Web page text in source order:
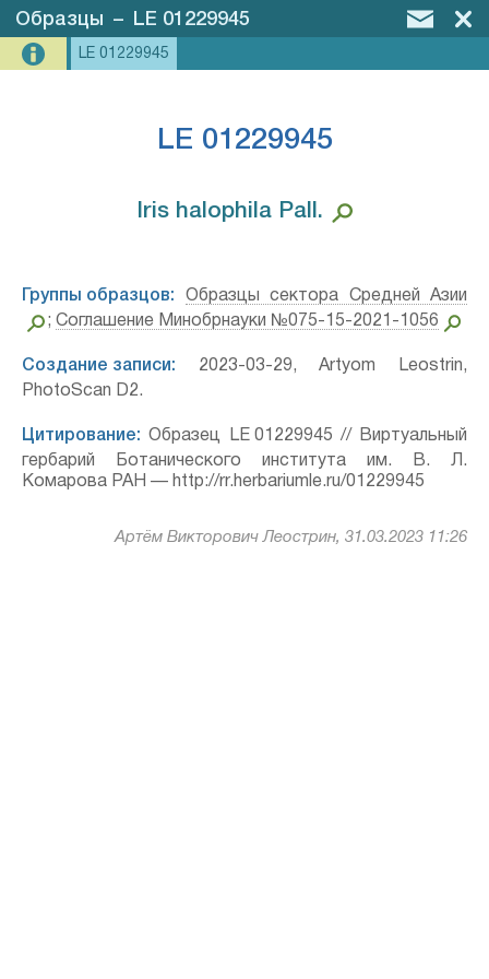
Образцы – LE 01229945
LE 01229945
LE 01229945
Iris halophila Pall.⁣
Группы образцов:
Образцы сектора Средней Азии
; Соглашение Минобрнауки №075-15-2021-1056
Создание записи: 2023-03-29, Artyom Leostrin,
PhotoScan D2.
Цитирование: Образец LE 01229945 // Виртуальный
гербарий Ботанического института им. В. Л.
Комарова РАН — http://rr.herbariumle.ru/01229945
Артём Викторович Леострин, 31.03.2023 11:26